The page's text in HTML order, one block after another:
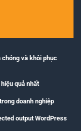
chóng và khôi phục
quả nhất
doanh nghiệp
output WordPress